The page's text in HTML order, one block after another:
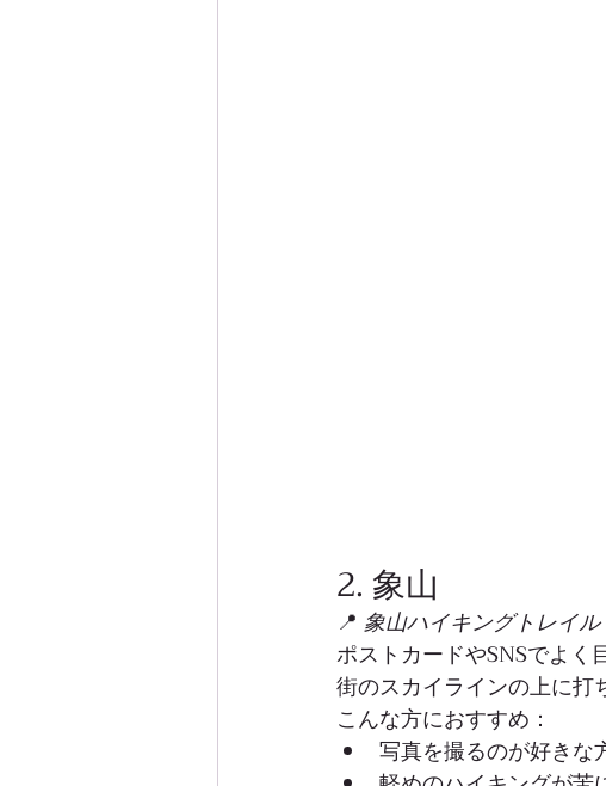
2. 象山
📍 象山ハイキングトレイル
ポストカードやSNSでよ
街のスカイラインの上に打
こんな方におすすめ：
写真を撮るのが好きな